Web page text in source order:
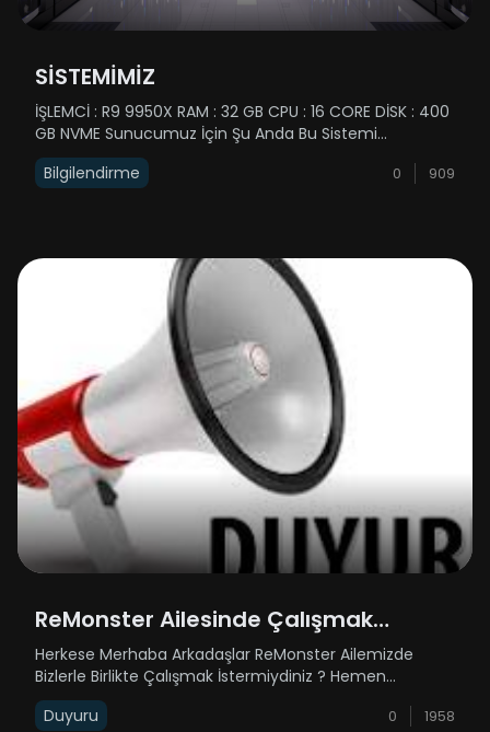
SİSTEMİMİZ
İŞLEMCİ : R9 9950X RAM : 32 GB CPU : 16 CORE DİSK : 400
GB NVME Sunucumuz İçin Şu Anda Bu Sistemi
Kullanmaktayız Ancak Zaman İlerledikçe Siz
Dostlarımızın Sunucumuzda OynamasıylaBeraber
Bilgilendirme 0 909
ReMonster Ailesinde Çalışmak
İstermiydiniz ?
Herkese Merhaba Arkadaşlar ReMonster Ailemizde
Bizlerle Birlikte Çalışmak İstermiydiniz ? Hemen
Başvurun Rehber Alımlarımız Bulunmaktadır Emek
SkyBlockta Bizlerle Birlikte Çalışacak Rehber Arkadaşlar
Duyuru 0 1958